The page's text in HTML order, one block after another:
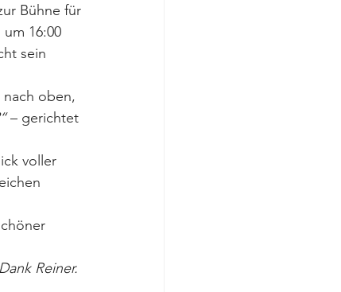
Bühne für
16:00
sein
oben,
– gerichtet
voller
Reiner.